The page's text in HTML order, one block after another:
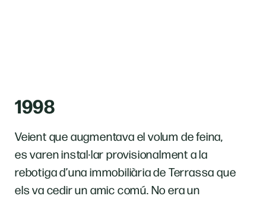
1998
Veient que augmentava el volum de feina,
es varen instal·lar provisionalment a la
rebotiga d’una immobiliària de Terrassa que
els va cedir un amic comú. No era un